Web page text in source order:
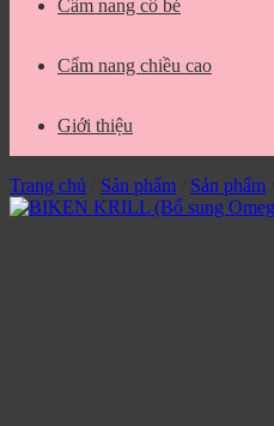
Cẩm nang cô bé
Cẩm nang chiều cao
Giới thiệu
Trang chủ Sản phẩm Sản phẩm